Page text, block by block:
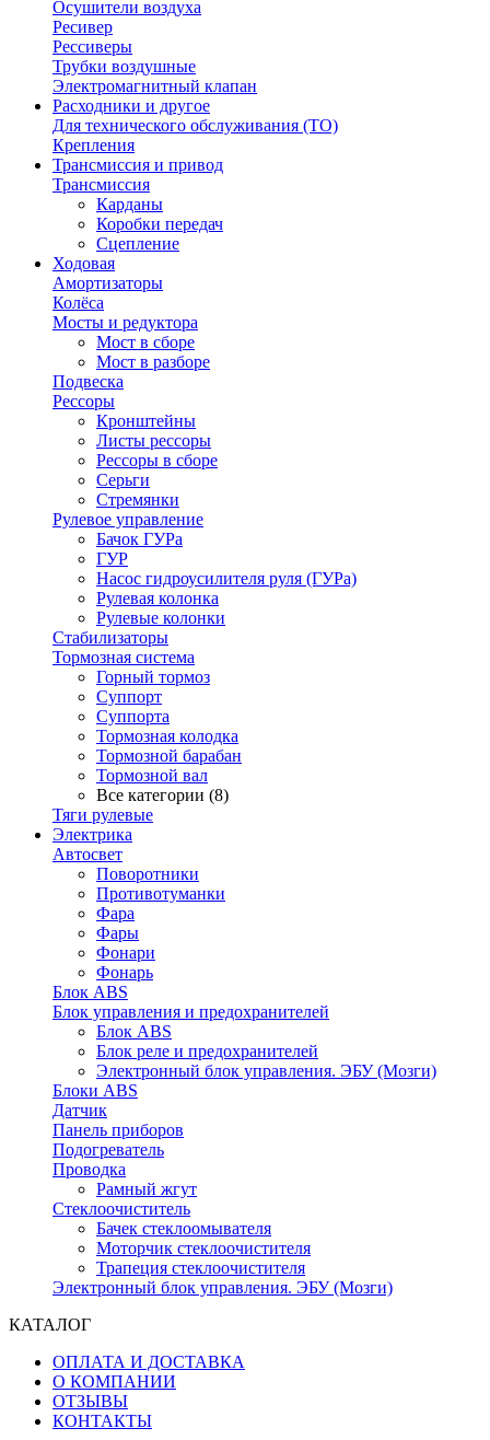
Осушители воздуха
Ресивер
Рессиверы
Трубки воздушные
Электромагнитный клапан
Расходники и другое
Для технического обслуживания (ТО)
Крепления
Трансмиссия и привод
Трансмиссия
Карданы
Коробки передач
Сцепление
Ходовая
Амортизаторы
Колёса
Мосты и редуктора
Мост в сборе
Мост в разборе
Подвеска
Рессоры
Кронштейны
Листы рессоры
Рессоры в сборе
Серьги
Стремянки
Рулевое управление
Бачок ГУРа
ГУР
Насос гидроусилителя руля (ГУРа)
Рулевая колонка
Рулевые колонки
Стабилизаторы
Тормозная система
Горный тормоз
Суппорт
Суппорта
Тормозная колодка
Тормозной барабан
Тормозной вал
Все категории (8)
Тяги рулевые
Электрика
Автосвет
Поворотники
Противотуманки
Фара
Фары
Фонари
Фонарь
Блок ABS
Блок управления и предохранителей
Блок ABS
Блок реле и предохранителей
Электронный блок управления. ЭБУ (Мозги)
Блоки ABS
Датчик
Панель приборов
Подогреватель
Проводка
Рамный жгут
Стеклоочиститель
Бачек стеклоомывателя
Моторчик стеклоочистителя
Трапеция стеклоочистителя
Электронный блок управления. ЭБУ (Мозги)
КАТАЛОГ
ОПЛАТА И ДОСТАВКА
О КОМПАНИИ
ОТЗЫВЫ
КОНТАКТЫ